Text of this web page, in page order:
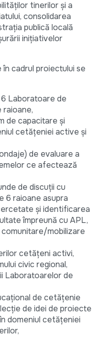
tinerilor și a
consolidarea
publică locală
inițiativelor
cadrul proiectului se
Laboratoare de
de capacitare și
cetățeniei active și
de evaluare a
ce afectează
de discuții cu
6 raioane asupra
și identificarea
împreună cu APL,
mobilizare
cetățeni activi,
civic regional,
Laboratoarelor de
de cetățenie
de idei de proiecte
domeniul cetățeniei